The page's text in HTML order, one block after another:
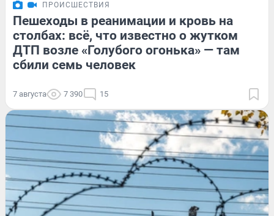
ПРОИСШЕСТВИЯ
Пешеходы в реанимации и кровь на
столбах: всё, что известно о жутком
ДТП возле «Голубого огонька» — там
сбили семь человек
7 августа 7 390 15